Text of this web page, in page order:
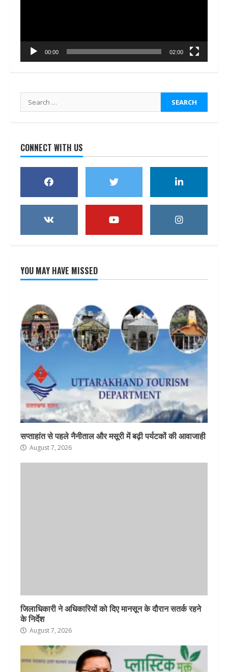
00:00 02:00
Search
for:
CONNECT WITH US
YOU MAY HAVE MISSED
सप्ताहांत से पहले नैनीताल और मसूरी में बढ़ी पर्यटकों की आवाजाही
August 7, 2026
जिलाधिकारी ने अधिकारियों को दिए मानसून के दौरान सतर्क रहने
के निर्देश
August 7, 2026